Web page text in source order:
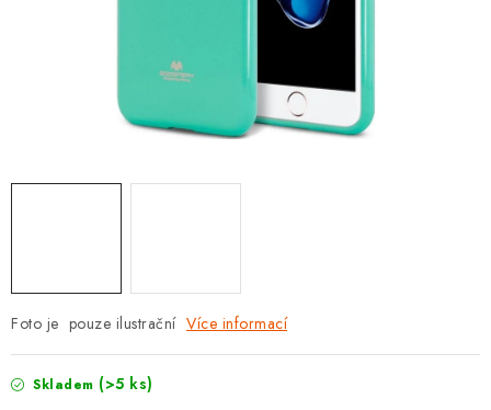
POUZDRA, OBALY NA APPLE AIRPODS
HODNOCENÍ OBCHODU
VRÁCENÍ ZBOŽÍ A REKLAMACE
Foto je pouze ilustrační Více informací
Skladem (>5 ks)